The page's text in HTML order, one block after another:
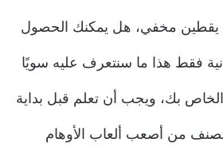
يقطين مخفي، هل يمكنك الحصول
في غضون 20 ثانية فقط هذا ما سنتعرف عليه سويًا
الخاص بك، ويجب أن تعلم قبل بداية
تصنف من أصعب ألعاب الأوهام